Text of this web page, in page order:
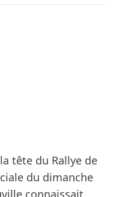
tête du Rallye de
du dimanche
connaissait